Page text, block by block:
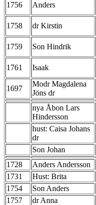
1756
Anders
1758
dr Kirstin
1759
Son Hindrik
1761
Isaak
1697
Modr Magdalena
Jöns dr
nya Åbon Lars
Hindersson
hust: Caisa Johans
dr
Son Johan
1728
Anders Andersson
1731
Hust: Brita
1754
Son Anders
1757
dr Anna